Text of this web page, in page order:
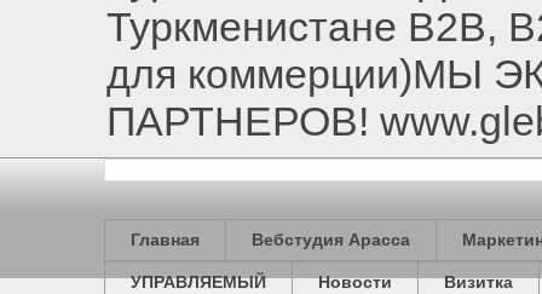
Туркменистане B2B,
для коммерции)МЫ
ПАРТНЕРОВ!
Главная Вебстудия Арасса
УПРАВЛЯЕМЫЙ Новости Визитка